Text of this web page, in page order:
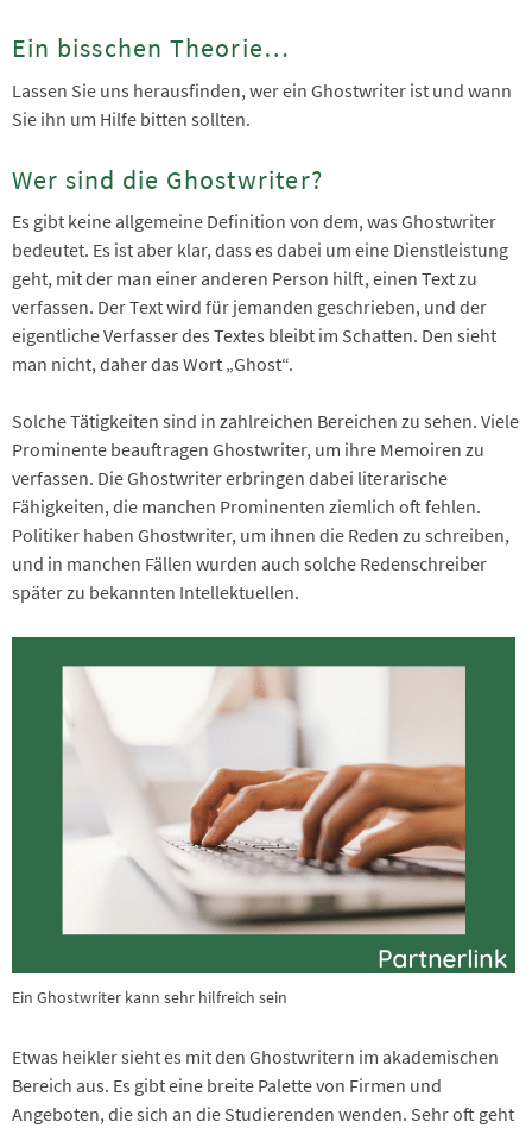
Ein bisschen Theorie…
Lassen Sie uns herausfinden, wer ein Ghostwriter ist und wann
Sie ihn um Hilfe bitten sollten.
Wer sind die Ghostwriter?
Es gibt keine allgemeine Definition von dem, was Ghostwriter
bedeutet. Es ist aber klar, dass es dabei um eine Dienstleistung
geht, mit der man einer anderen Person hilft, einen Text zu
verfassen. Der Text wird für jemanden geschrieben, und der
eigentliche Verfasser des Textes bleibt im Schatten. Den sieht
man nicht, daher das Wort „Ghost“.
Solche Tätigkeiten sind in zahlreichen Bereichen zu sehen. Viele
Prominente beauftragen Ghostwriter, um ihre Memoiren zu
verfassen. Die Ghostwriter erbringen dabei literarische
Fähigkeiten, die manchen Prominenten ziemlich oft fehlen.
Politiker haben Ghostwriter, um ihnen die Reden zu schreiben,
und in manchen Fällen wurden auch solche Redenschreiber
später zu bekannten Intellektuellen.
Ein Ghostwriter kann sehr hilfreich sein
Etwas heikler sieht es mit den Ghostwritern im akademischen
Bereich aus. Es gibt eine breite Palette von Firmen und
Angeboten, die sich an die Studierenden wenden. Sehr oft geht